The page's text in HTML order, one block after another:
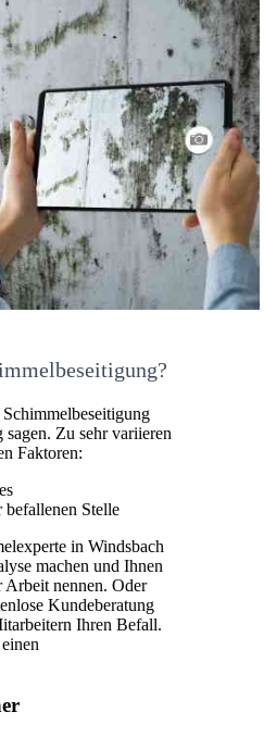
Zu sehr variieren
Faktoren:
Stelle
in Windsbach
machen und Ihnen
Arbeit nennen. Oder
Kundeberatung
Ihren Befall.